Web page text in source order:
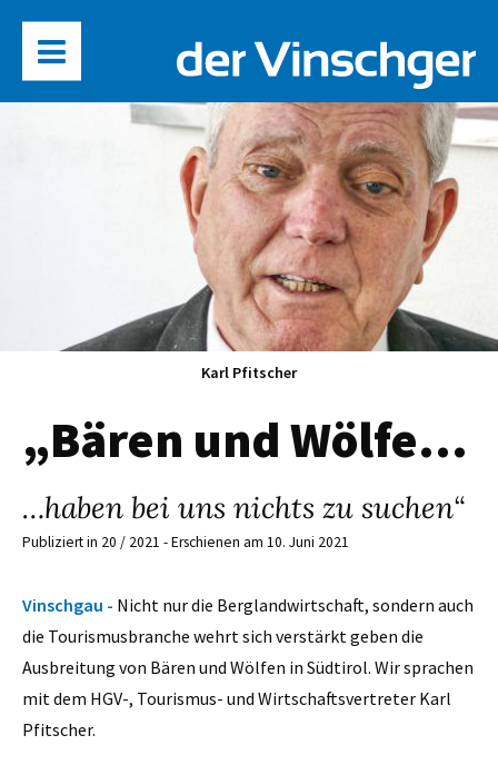
Karl Pfitscher
„Bären und Wölfe…
…haben bei uns nichts zu suchen“
Publiziert in 20 / 2021 - Erschienen am 10. Juni 2021
Vinschgau - Nicht nur die Berglandwirtschaft, sondern auch
die Tourismusbranche wehrt sich verstärkt geben die
Ausbreitung von Bären und Wölfen in Südtirol. Wir sprachen
mit dem HGV-, Tourismus- und Wirtschaftsvertreter Karl
Pfitscher.